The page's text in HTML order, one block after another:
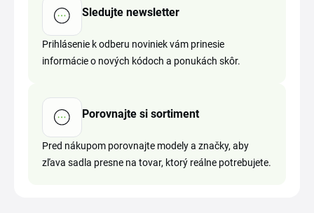
Sledujte newsletter
Prihlásenie k odberu noviniek vám prinesie
informácie o nových kódoch a ponukách skôr.
Porovnajte si sortiment
Pred nákupom porovnajte modely a značky, aby
zľava sadla presne na tovar, ktorý reálne potrebujete.